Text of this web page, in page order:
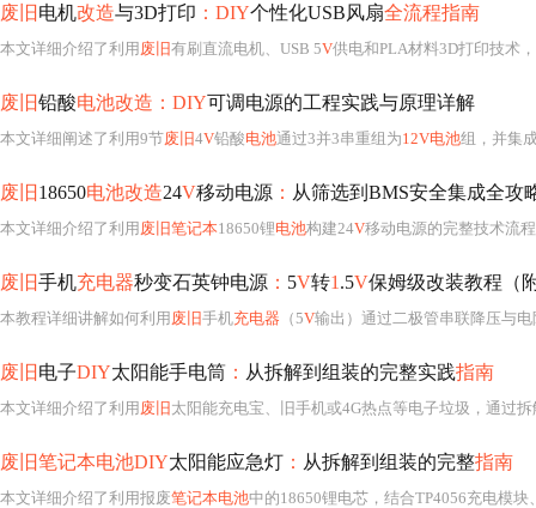
废旧 电机改造与3D打印 ：DIY个性化USB风扇全流程指南
本文详细介绍了利用 废旧有刷直流电机、USB 5V供电和PLA材料3D打印技术，
废旧铅酸电池改造：DIY可调电源的工程实践与原理详解
本文详细阐述了利用9节废旧4V铅酸电池通过3并3串重组为12V电池组，并集成
废旧 18650电池改造24V移动电源 ： 从筛选到BMS安全集成全攻
本文详细介绍了利用 废旧笔记本18650锂电池构建24V移动电源的完整技术流程，涵盖电芯筛选（容量、内阻、自放电测试）、7S8P精准配组、7S锂离
废旧手机充电器秒变石英钟电源 ： 5V转1 .5V保姆级改装教程（
本教程详细讲解如何利用 废旧手机充电器 （5V输出）通过二极管串联降压与
废旧 电子DIY太阳能手电筒 ： 从拆解到组装的完整实践指南
本文详细介绍了利用 废旧 太阳能充电宝、旧手机或4G热点等电子垃圾，通过
废旧笔记本电池DIY太阳能应急灯 ： 从拆解到组装的完整指南
本文详细介绍了利用报废笔记本电池中的18650锂电芯，结合TP4056充电模块、MT3608升压模块和小型太阳能板，构建离网太阳能应急灯的全过程。涵盖电芯安全拆解、电压与